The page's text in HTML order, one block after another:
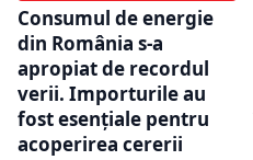
Consumul de energie
din România s-a
apropiat de recordul
verii. Importurile au
fost esențiale pentru
acoperirea cererii